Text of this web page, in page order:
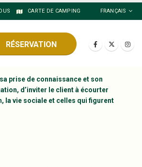
CARTE DE CAMPING FRANÇAIS
RÉSERVATION
prise de connaissance et son
d’inviter le client à écourter
la vie sociale et celles qui figurent